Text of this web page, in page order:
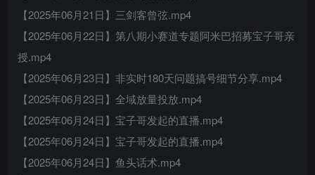
【2025年06月21日】三剑客曾弦.mp4
【2025年06月22日】第八期小赛道专题阿米巴招募宝子哥亲
授.mp4
【2025年06月23日】非实时180天问题搞号细节分享.mp4
【2025年06月23日】全域放量投放.mp4
【2025年06月24日】宝子哥发起的直播.mp4
【2025年06月24日】宝子哥发起的直播.mp4
【2025年06月24日】鱼头话术.mp4